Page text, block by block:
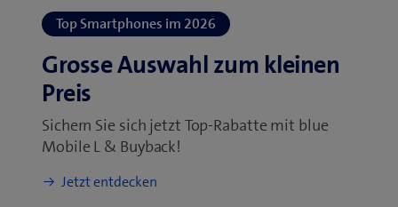
Sichern Sie sich jetzt Top-Rabatte mit blue
Mobile L & Buyback!